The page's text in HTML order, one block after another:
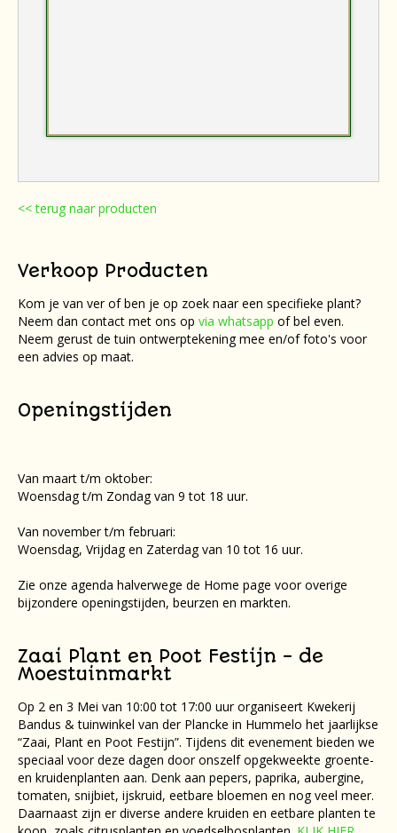
<< terug naar producten
Verkoop Producten
Kom je van ver of ben je op zoek naar een specifieke plant?
Neem dan contact met ons op via whatsapp of bel even.
Neem gerust de tuin ontwerptekening mee en/of foto's voor
een advies op maat.
Openingstijden
Van maart t/m oktober:
Woensdag t/m Zondag van 9 tot 18 uur.
Van november t/m februari:
Woensdag, Vrijdag en Zaterdag van 10 tot 16 uur.
Zie onze agenda halverwege de Home page voor overige
bijzondere openingstijden, beurzen en markten.
Zaai Plant en Poot Festijn - de
Moestuinmarkt
Op 2 en 3 Mei van 10:00 tot 17:00 uur organiseert Kwekerij
Bandus & tuinwinkel van der Plancke in Hummelo het jaarlijkse
“Zaai, Plant en Poot Festijn”. Tijdens dit evenement bieden we
speciaal voor deze dagen door onszelf opgekweekte groente-
en kruidenplanten aan. Denk aan pepers, paprika, aubergine,
tomaten, snijbiet, ijskruid, eetbare bloemen en nog veel meer.
Daarnaast zijn er diverse andere kruiden en eetbare planten te